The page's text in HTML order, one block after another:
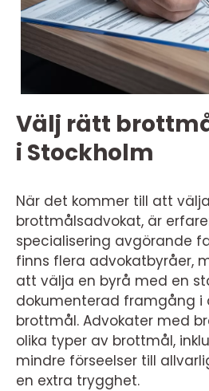
Välj rätt
i Stockholm
När det kommer till att
brottmålsadvokat, är
specialisering avgörande
finns flera advokatbyråer,
att välja en byrå med en
dokumenterad framgång i
brottmål. Advokater med
olika typer av brottmål,
mindre förseelser till
en extra trygghet.